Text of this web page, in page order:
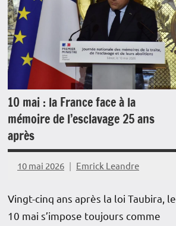
France
Guyane
Histoire
Outremer
Politique
Société
10 mai : la France face à la
mémoire de l’esclavage 25 ans
après
10 mai 2026 Emrick Leandre
Vingt-cinq ans après la loi Taubira, le
10 mai s’impose toujours comme